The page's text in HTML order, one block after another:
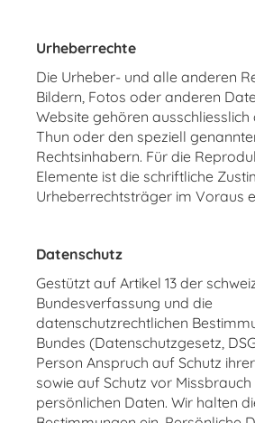
Urheberrechte
Die Urheber- und alle anderen
Bildern, Fotos oder anderen
Website gehören ausschliesslich
Thun oder den speziell
Rechtsinhabern. Für die
Elemente ist die schriftliche
Urheberrechtsträger im Voraus
Datenschutz
Gestützt auf Artikel 13 der
Bundesverfassung und die
datenschutzrechtlichen
Bundes (Datenschutzgesetz,
Person Anspruch auf Schutz
sowie auf Schutz vor Missbrauch
persönlichen Daten. Wir halten